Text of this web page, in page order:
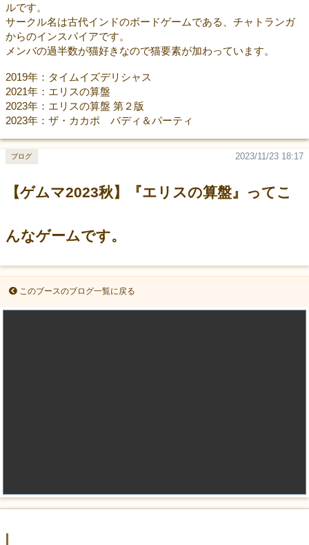
ルです。
サークル名は古代インドのボードゲームである、チャトランガ
からのインスパイアです。
メンバの過半数が猫好きなので猫要素が加わっています。
2019年：タイムイズデリシャス
2021年：エリスの算盤
2023年：エリスの算盤 第２版
2023年：ザ・カカポ バディ＆パーティ
【ゲムマ2023秋】『エリスの算盤』ってこ
んなゲームです。
2023/11/23 18:17
ブログ
このブースのブログ一覧に戻る